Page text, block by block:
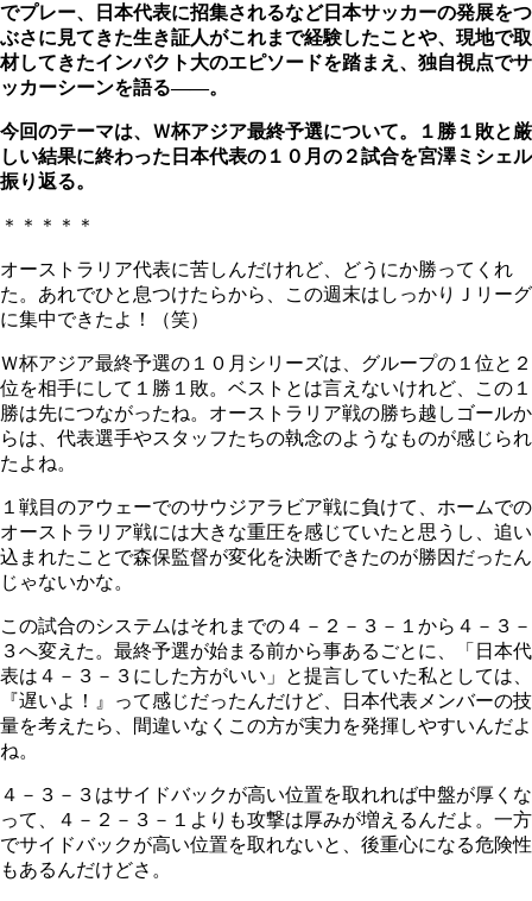
でプレー、日本代表に招集されるなど日本サッカーの発展をつ
ぶさに見てきた生き証人がこれまで経験したことや、現地で取
材してきたインパクト大のエピソードを踏まえ、独自視点でサ
ッカーシーンを語る――。
今回のテーマは、Ｗ杯アジア最終予選について。１勝１敗と厳
しい結果に終わった日本代表の１０月の２試合を宮澤ミシェル
振り返る。
＊＊＊＊＊
オーストラリア代表に苦しんだけれど、どうにか勝ってくれ
た。あれでひと息つけたらから、この週末はしっかりＪリーグ
に集中できたよ！（笑）
Ｗ杯アジア最終予選の１０月シリーズは、グループの１位と２
位を相手にして１勝１敗。ベストとは言えないけれど、この１
勝は先につながったね。オーストラリア戦の勝ち越しゴールか
らは、代表選手やスタッフたちの執念のようなものが感じられ
たよね。
１戦目のアウェーでのサウジアラビア戦に負けて、ホームでの
オーストラリア戦には大きな重圧を感じていたと思うし、追い
込まれたことで森保監督が変化を決断できたのが勝因だったん
じゃないかな。
この試合のシステムはそれまでの４－２－３－１から４－３－
３へ変えた。最終予選が始まる前から事あるごとに、「日本代
表は４－３－３にした方がいい」と提言していた私としては、
『遅いよ！』って感じだったんだけど、日本代表メンバーの技
量を考えたら、間違いなくこの方が実力を発揮しやすいんだよ
ね。
４－３－３はサイドバックが高い位置を取れれば中盤が厚くな
って、４－２－３－１よりも攻撃は厚みが増えるんだよ。一方
でサイドバックが高い位置を取れないと、後重心になる危険性
もあるんだけどさ。